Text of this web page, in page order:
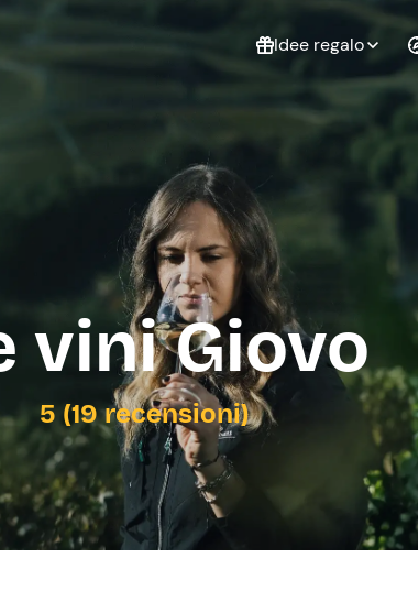
Idee regalo
Gift Card Freedome
Un regalo digitale che
lascia la libertà di
scegliere esperienze
outdoor in tutta Italia.
Regala una Gift Card
Esperienze da
Laurea
vini Giovo
5 (19 recensioni)